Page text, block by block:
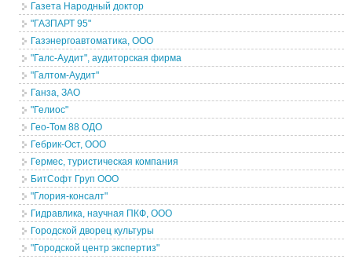
Газета Народный доктор
"ГАЗПАРТ 95"
Газэнергоавтоматика, ООО
"Галс-Аудит", аудиторская фирма
"Галтом-Аудит"
Ганза, ЗАО
"Гелиос"
Гео-Том 88 ОДО
Гебрик-Ост, ООО
Гермес, туристическая компания
БитСофт Груп ООО
"Глория-консалт"
Гидравлика, научная ПКФ, ООО
Городской дворец культуры
"Городской центр экспертиз"